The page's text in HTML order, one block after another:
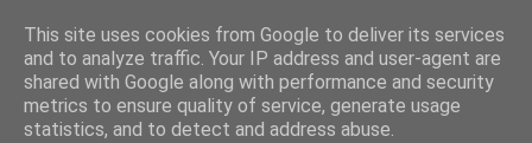
This site uses cookies from Google to deliver its services
and to analyze traffic. Your IP address and user-agent are
shared with Google along with performance and security
metrics to ensure quality of service, generate usage
statistics, and to detect and address abuse.